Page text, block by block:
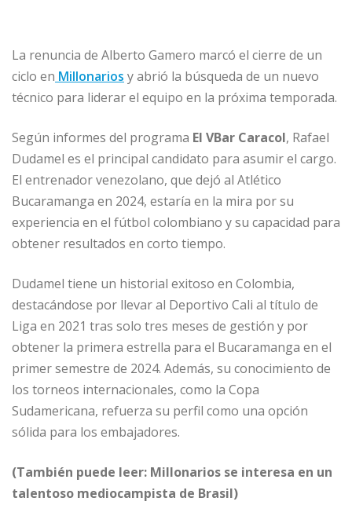
La renuncia de Alberto Gamero marcó el cierre de un
ciclo en Millonarios y abrió la búsqueda de un nuevo
técnico para liderar el equipo en la próxima temporada.
Según informes del programa El VBar Caracol, Rafael
Dudamel es el principal candidato para asumir el cargo.
El entrenador venezolano, que dejó al Atlético
Bucaramanga en 2024, estaría en la mira por su
experiencia en el fútbol colombiano y su capacidad para
obtener resultados en corto tiempo.
Dudamel tiene un historial exitoso en Colombia,
destacándose por llevar al Deportivo Cali al título de
Liga en 2021 tras solo tres meses de gestión y por
obtener la primera estrella para el Bucaramanga en el
primer semestre de 2024. Además, su conocimiento de
los torneos internacionales, como la Copa
Sudamericana, refuerza su perfil como una opción
sólida para los embajadores.
(También puede leer: Millonarios se interesa en un
talentoso mediocampista de Brasil)